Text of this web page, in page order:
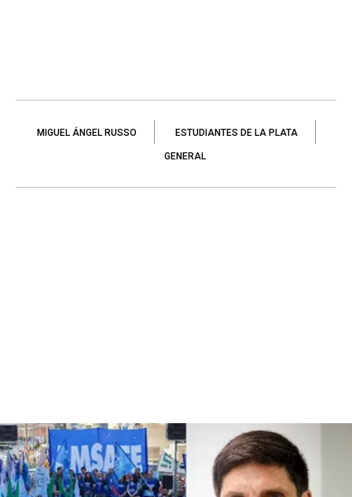
MIGUEL ÁNGEL RUSSO ESTUDIANTES DE LA PLATA
GENERAL